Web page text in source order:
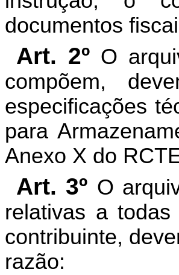
documentos
Art. 2º O
compõem,
especificações
para
Anexo X do
Art. 3º O
relativas a
contribuinte,
razão: